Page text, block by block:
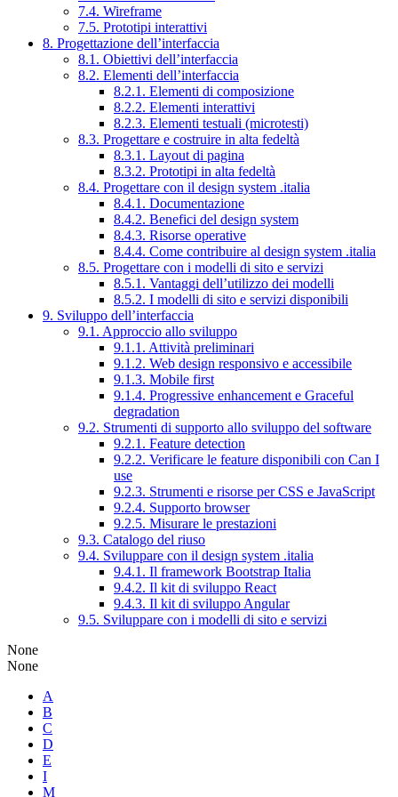
7.4. Wireframe
7.5. Prototipi interattivi
8. Progettazione dell’interfaccia
8.1. Obiettivi dell’interfaccia
8.2. Elementi dell’interfaccia
8.2.1. Elementi di composizione
8.2.2. Elementi interattivi
8.2.3. Elementi testuali (microtesti)
8.3. Progettare e costruire in alta fedeltà
8.3.1. Layout di pagina
8.3.2. Prototipi in alta fedeltà
8.4. Progettare con il design system .italia
8.4.1. Documentazione
8.4.2. Benefici del design system
8.4.3. Risorse operative
8.4.4. Come contribuire al design system .italia
8.5. Progettare con i modelli di sito e servizi
8.5.1. Vantaggi dell’utilizzo dei modelli
8.5.2. I modelli di sito e servizi disponibili
9. Sviluppo dell’interfaccia
9.1. Approccio allo sviluppo
9.1.1. Attività preliminari
9.1.2. Web design responsivo e accessibile
9.1.3. Mobile first
9.1.4. Progressive enhancement e Graceful
degradation
9.2. Strumenti di supporto allo sviluppo del software
9.2.1. Feature detection
9.2.2. Verificare le feature disponibili con Can I
use
9.2.3. Strumenti e risorse per CSS e JavaScript
9.2.4. Supporto browser
9.2.5. Misurare le prestazioni
9.3. Catalogo del riuso
9.4. Sviluppare con il design system .italia
9.4.1. Il framework Bootstrap Italia
9.4.2. Il kit di sviluppo React
9.4.3. Il kit di sviluppo Angular
9.5. Sviluppare con i modelli di sito e servizi
None
None
A
B
C
D
E
I
M